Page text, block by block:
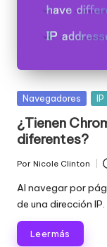
Publicada
Navegadores IP
¿Tienen
diferentes?
Publicado
por
Por Nicole Clinton
Al navegar por
de una dirección IP.
Leer más